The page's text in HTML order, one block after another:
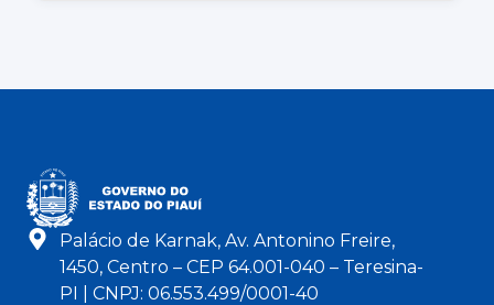
Palácio de Karnak, Av. Antonino Freire,
1450, Centro – CEP 64.001-040 – Teresina-
PI | CNPJ: 06.553.499/0001-40